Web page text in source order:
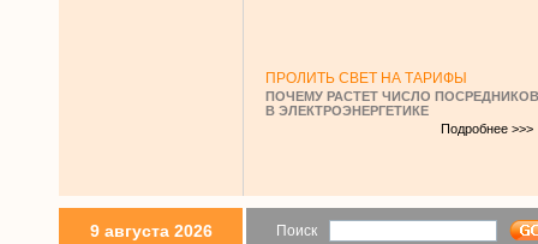
ПРОЛИТЬ СВЕТ НА ТАРИФЫ
ПОЧЕМУ РАСТЕТ ЧИСЛО ПОСРЕДНИКОВ
В ЭЛЕКТРОЭНЕРГЕТИКЕ
Подробнее >>>
9 августа 2026 Поиск